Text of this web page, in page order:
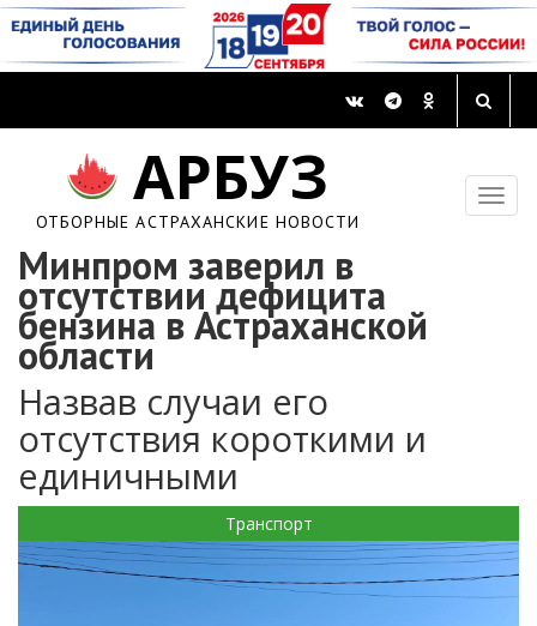
АРБУЗ
ОТБОРНЫЕ АСТРАХАНСКИЕ НОВОСТИ
Минпром заверил в
отсутствии дефицита
бензина в Астраханской
области
Назвав случаи его
отсутствия короткими и
единичными
Транспорт